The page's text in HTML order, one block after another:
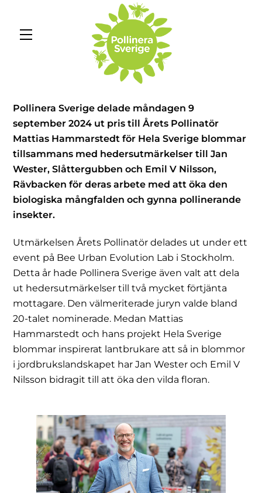
contentMenu
Pollinera Sverige delade måndagen 9
september 2024 ut pris till Årets Pollinatör
Mattias Hammarstedt för Hela Sverige blommar
tillsammans med hedersutmärkelser till Jan
Wester, Slåttergubben och Emil V Nilsson,
Rävbacken för deras arbete med att öka den
biologiska mångfalden och gynna pollinerande
insekter.
Utmärkelsen Årets Pollinatör delades ut under ett
event på Bee Urban Evolution Lab i Stockholm.
Detta år hade Pollinera Sverige även valt att dela
ut hedersutmärkelser till två mycket förtjänta
mottagare. Den välmeriterade juryn valde bland
20-talet nominerade. Medan Mattias
Hammarstedt och hans projekt Hela Sverige
blommar inspirerat lantbrukare att så in blommor
i jordbrukslandskapet har Jan Wester och Emil V
Nilsson bidragit till att öka den vilda floran.